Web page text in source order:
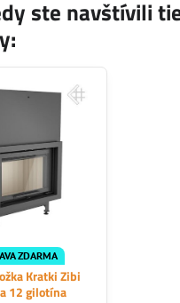
ste navštívili
ZDARMA
Kratki Zibi
12 gilotína